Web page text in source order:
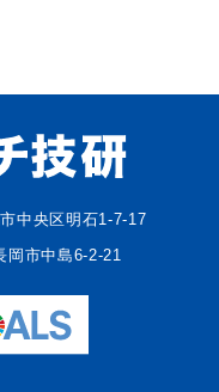
中央区明石1-7-17
岡市中島6-2-21